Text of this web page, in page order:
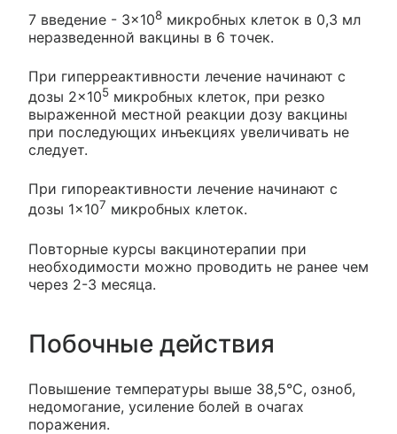
7 введение - 3×108 микробных клеток в 0,3 мл
неразведенной вакцины в 6 точек.
При гиперреактивности лечение начинают с
дозы 2×105 микробных клеток, при резко
выраженной местной реакции дозу вакцины
при последующих инъекциях увеличивать не
следует.
При гипореактивности лечение начинают с
дозы 1×107 микробных клеток.
Повторные курсы вакцинотерапии при
необходимости можно проводить не ранее чем
через 2-3 месяца.
Побочные действия
Повышение температуры выше 38,5°С, озноб,
недомогание, усиление болей в очагах
поражения.